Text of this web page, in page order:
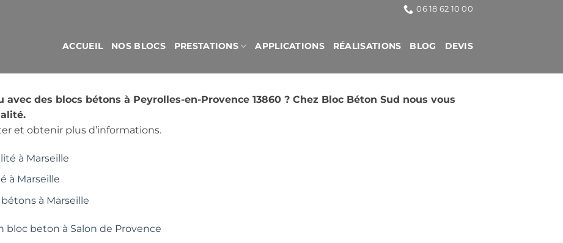
06 18 62 10 00
ACCUEIL NOS BLOCS PRESTATIONS APPLICATIONS RÉALISATIONS BLOG DEVIS
avec des blocs bétons à Peyrolles-en-Provence 13860 ? Chez Bloc Béton Sud nous vous
et obtenir plus d’informations.
à Marseille
à Marseille
à Marseille
beton à Salon de Provence